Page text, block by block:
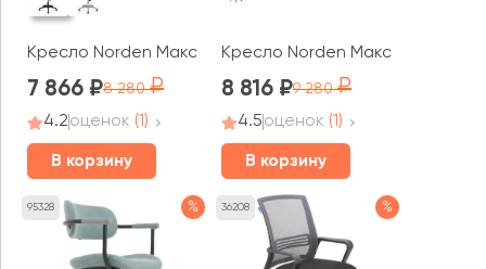
Кресло Norden Макс / Max LB
7 866 8 280
4.2оценок (1)
В корзину
Кресло Norden Макс / Max
8 816 9 280
4.5оценок (1)
В корзину
95328 % 36208 %